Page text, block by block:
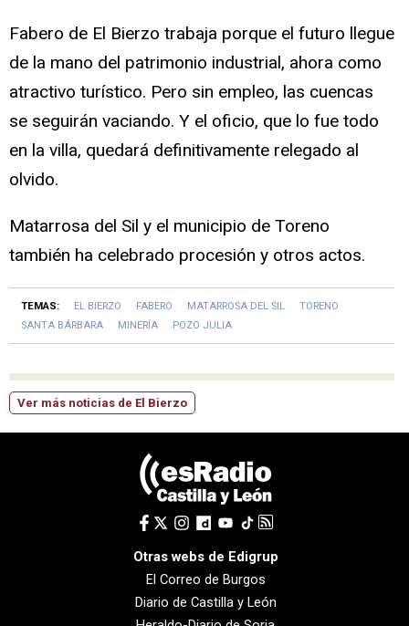
Fabero de El Bierzo trabaja porque el futuro llegue
de la mano del patrimonio industrial, ahora como
atractivo turístico. Pero sin empleo, las cuencas
se seguirán vaciando. Y el oficio, que lo fue todo
en la villa, quedará definitivamente relegado al
olvido.
Matarrosa del Sil y el municipio de Toreno
también ha celebrado procesión y otros actos.
TEMAS: EL BIERZO FABERO MATARROSA DEL SIL
TORENO
SANTA BÁRBARA
MINERÍA POZO JULIA
Ver más noticias de El Bierzo
Otras webs de Edigrup
El Correo de Burgos
Diario de Castilla y León